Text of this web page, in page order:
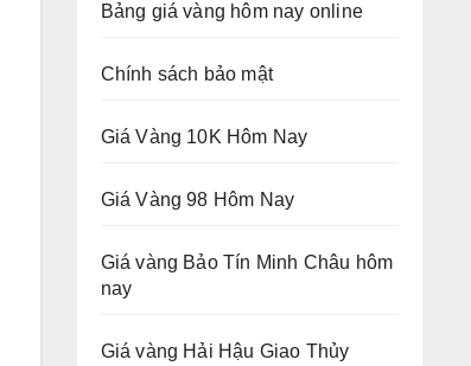
Bảng giá vàng hôm nay online
Chính sách bảo mật
Giá Vàng 10K Hôm Nay
Giá Vàng 98 Hôm Nay
Giá vàng Bảo Tín Minh Châu hôm
nay
Giá vàng Hải Hậu Giao Thủy